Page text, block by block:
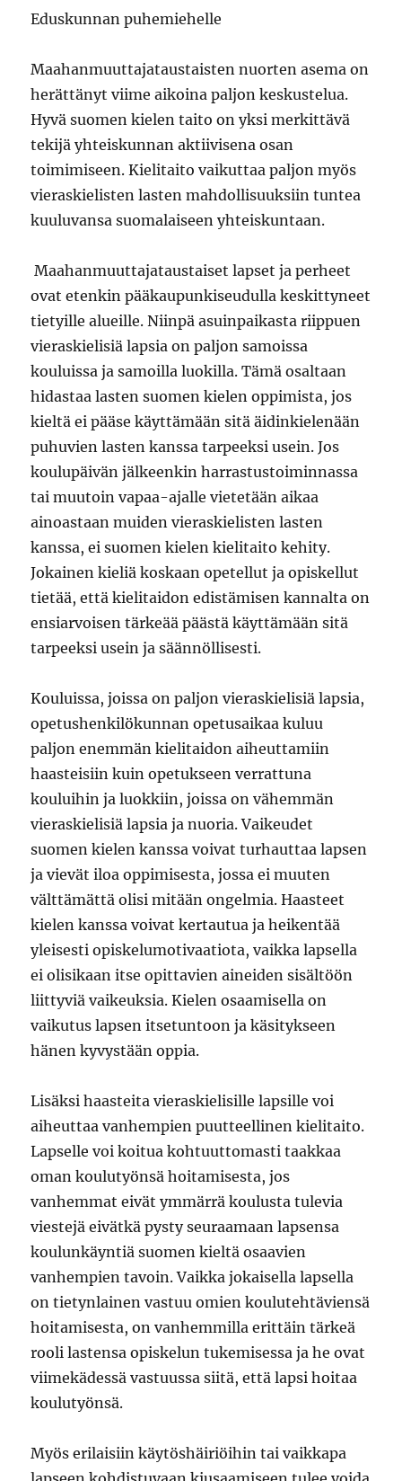
Eduskunnan puhemiehelle
Maahanmuuttajataustaisten nuorten asema on
herättänyt viime aikoina paljon keskustelua.
Hyvä suomen kielen taito on yksi merkittävä
tekijä yhteiskunnan aktiivisena osan
toimimiseen. Kielitaito vaikuttaa paljon myös
vieraskielisten lasten mahdollisuuksiin tuntea
kuuluvansa suomalaiseen yhteiskuntaan.
Maahanmuuttajataustaiset lapset ja perheet
ovat etenkin pääkaupunkiseudulla keskittyneet
tietyille alueille. Niinpä asuinpaikasta riippuen
vieraskielisiä lapsia on paljon samoissa
kouluissa ja samoilla luokilla. Tämä osaltaan
hidastaa lasten suomen kielen oppimista, jos
kieltä ei pääse käyttämään sitä äidinkielenään
puhuvien lasten kanssa tarpeeksi usein. Jos
koulupäivän jälkeenkin harrastustoiminnassa
tai muutoin vapaa-ajalle vietetään aikaa
ainoastaan muiden vieraskielisten lasten
kanssa, ei suomen kielen kielitaito kehity.
Jokainen kieliä koskaan opetellut ja opiskellut
tietää, että kielitaidon edistämisen kannalta on
ensiarvoisen tärkeää päästä käyttämään sitä
tarpeeksi usein ja säännöllisesti.
Kouluissa, joissa on paljon vieraskielisiä lapsia,
opetushenkilökunnan opetusaikaa kuluu
paljon enemmän kielitaidon aiheuttamiin
haasteisiin kuin opetukseen verrattuna
kouluihin ja luokkiin, joissa on vähemmän
vieraskielisiä lapsia ja nuoria. Vaikeudet
suomen kielen kanssa voivat turhauttaa lapsen
ja vievät iloa oppimisesta, jossa ei muuten
välttämättä olisi mitään ongelmia. Haasteet
kielen kanssa voivat kertautua ja heikentää
yleisesti opiskelumotivaatiota, vaikka lapsella
ei olisikaan itse opittavien aineiden sisältöön
liittyviä vaikeuksia. Kielen osaamisella on
vaikutus lapsen itsetuntoon ja käsitykseen
hänen kyvystään oppia.
Lisäksi haasteita vieraskielisille lapsille voi
aiheuttaa vanhempien puutteellinen kielitaito.
Lapselle voi koitua kohtuuttomasti taakkaa
oman koulutyönsä hoitamisesta, jos
vanhemmat eivät ymmärrä koulusta tulevia
viestejä eivätkä pysty seuraamaan lapsensa
koulunkäyntiä suomen kieltä osaavien
vanhempien tavoin. Vaikka jokaisella lapsella
on tietynlainen vastuu omien koulutehtäviensä
hoitamisesta, on vanhemmilla erittäin tärkeä
rooli lastensa opiskelun tukemisessa ja he ovat
viimekädessä vastuussa siitä, että lapsi hoitaa
koulutyönsä.
Myös erilaisiin käytöshäiriöihin tai vaikkapa